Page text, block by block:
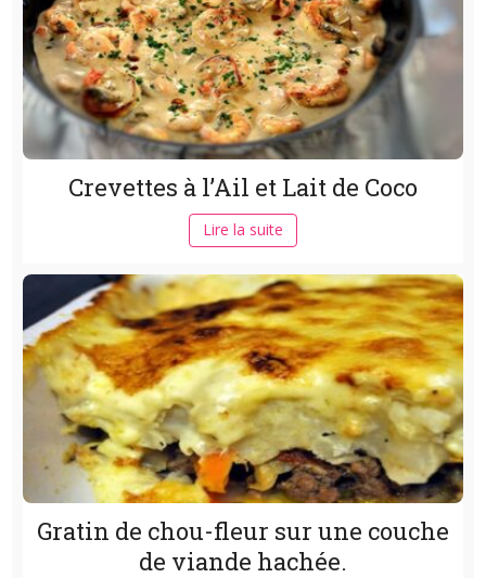
Crevettes à l’Ail et Lait de Coco
Lire la suite
Gratin de chou-fleur sur une couche
de viande hachée.